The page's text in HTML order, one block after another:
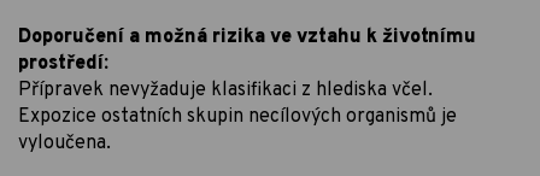
Doporučení a možná rizika ve vztahu k životnímu
prostředí:
Přípravek nevyžaduje klasifikaci z hlediska včel.
Expozice ostatních skupin necílových organismů je
vyloučena.